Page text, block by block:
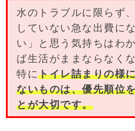
水のトラブルに限らず
していない急な出費に
い」と思う気持ちはわ
ば生活がままならなく
特にトイレ詰まりの様
ないものは、優先順位
とが大切です。